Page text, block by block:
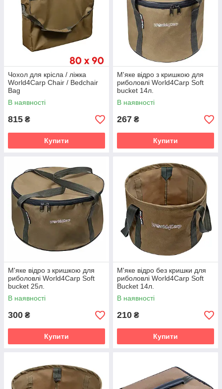
Чохол для крісла / ліжка
World4Carp Chair / Bedchair
Bag
В наявності
815 ₴
Купити
М'яке відро з кришкою для
риболовлі World4Carp Soft
bucket 14л.
В наявності
267 ₴
Купити
М'яке відро з кришкою для
риболовлі World4Carp Soft
bucket 25л.
В наявності
300 ₴
Купити
М'яке відро без кришки для
риболовлі World4Carp Soft
Bucket 14л.
В наявності
210 ₴
Купити